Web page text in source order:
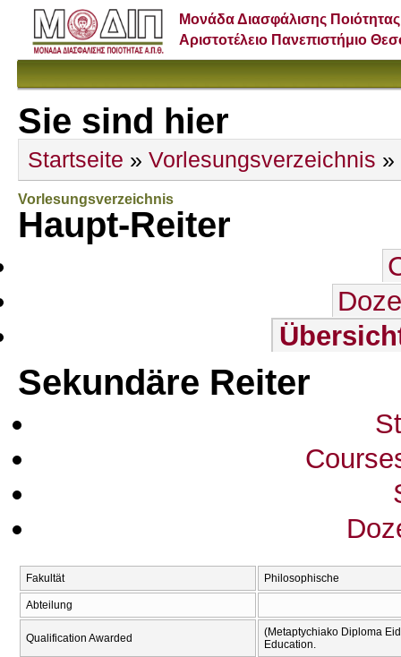
Μονάδα Διασφάλισης Ποιότητας
Αριστοτέλειο Πανεπιστήμιο
Sie sind hier
Startseite » Vorlesungsverzeichnis »
Vorlesungsverzeichnis
Haupt-Reiter
Sekundäre Reiter
Fakultät Philosophische
Abteilung
Qualification Awarded
(Metaptychiako Diploma
Education.